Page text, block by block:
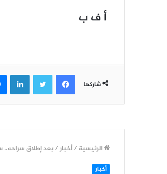
أ ف ب
شاركها
فيسبوك لينكدإن